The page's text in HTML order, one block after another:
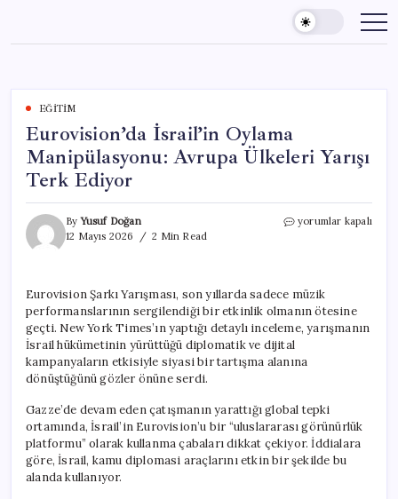
content
EĞITIM
Eurovision’da İsrail’in Oylama
Manipülasyonu: Avrupa Ülkeleri Yarışı
Terk Ediyor
ByYusuf Doğan
12 Mayıs 2026
2 Min Read
Eurovision’da
Ülkeleri
Yarışı
Terk
yorumlar kapalı
Eurovision Şarkı Yarışması, son yıllarda sadece müzik
performanslarının sergilendiği bir etkinlik olmanın ötesine
geçti. New York Times’ın yaptığı detaylı inceleme, yarışmanın
İsrail hükümetinin yürüttüğü diplomatik ve dijital
kampanyaların etkisiyle siyasi bir tartışma alanına
dönüştüğünü gözler önüne serdi.
Gazze’de devam eden çatışmanın yarattığı global tepki
ortamında, İsrail’in Eurovision’u bir “uluslararası görünürlük
platformu” olarak kullanma çabaları dikkat çekiyor. İddialara
göre, İsrail, kamu diplomasi araçlarını etkin bir şekilde bu
alanda kullanıyor.